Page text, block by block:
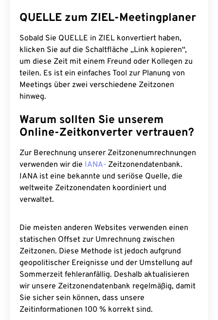
QUELLE zum ZIEL-Meetingplaner
Sobald Sie QUELLE in ZIEL konvertiert haben,
klicken Sie auf die Schaltfläche „Link kopieren“,
um diese Zeit mit einem Freund oder Kollegen zu
teilen. Es ist ein einfaches Tool zur Planung von
Meetings über zwei verschiedene Zeitzonen
hinweg.
Warum sollten Sie unserem
Online-Zeitkonverter vertrauen?
Zur Berechnung unserer Zeitzonenumrechnungen
verwenden wir die IANA- Zeitzonendatenbank.
IANA ist eine bekannte und seriöse Quelle, die
weltweite Zeitzonendaten koordiniert und
verwaltet.
Die meisten anderen Websites verwenden einen
statischen Offset zur Umrechnung zwischen
Zeitzonen. Diese Methode ist jedoch aufgrund
geopolitischer Ereignisse und der Umstellung auf
Sommerzeit fehleranfällig. Deshalb aktualisieren
wir unsere Zeitzonendatenbank regelmäßig, damit
Sie sicher sein können, dass unsere
Zeitinformationen 100 % korrekt sind.